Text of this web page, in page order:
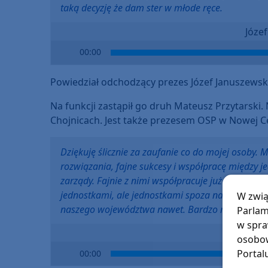
taką decyzję że dam ster w młode ręce.
00:00
Powiedział odchodzący prezes Józef
Na funkcji zastąpił go druh Mateusz
Chojnicach. Jest także prezesem OSP w Nowej
Dziękuję ślicznie za zaufanie co do mojej osoby.
rozwiązania, fajne sukcesy i współpracę między
zarządy. Fajnie z nimi współpracuje już od
jednostkami, ale jednostkami spoza naszego
naszego województwa nawet. Bardzo mi się to
00:00
W
w